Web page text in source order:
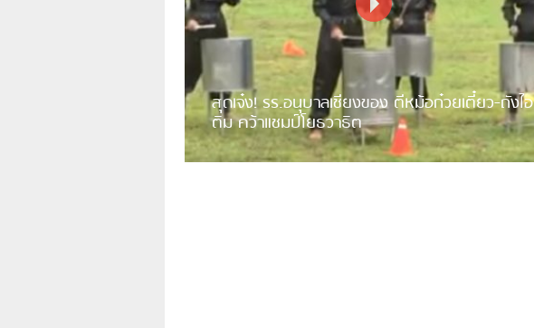
สุดเจ๋ง! รร.อนุบาลเชียงของ ตีหม้อก๋วยเตี๋ยว-ถังไอ
ติม คว้าแชมป์โยธวาธิต